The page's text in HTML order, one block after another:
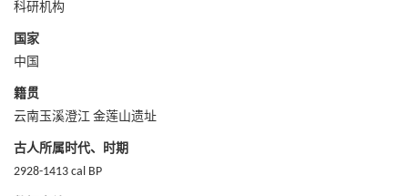
科研机构
国家
中国
籍贯
云南玉溪澄江 金莲山遗址
古人所属时代、时期
2928-1413 cal BP